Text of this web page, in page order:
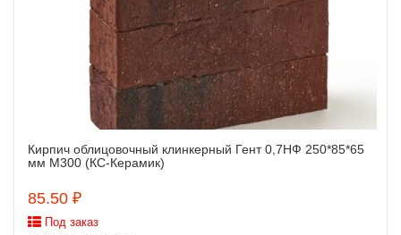
Заказать
Кирпич облицовочный клинкерный Гент 0,7НФ 250*85*65
мм М300 (КС-Керамик)
85.50 ₽
Под заказ